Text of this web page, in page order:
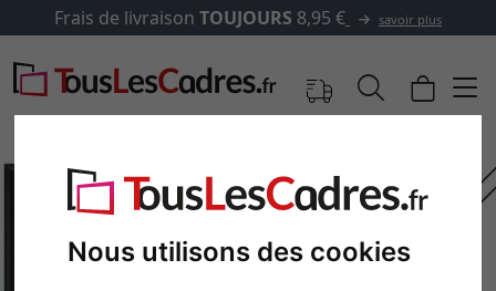
Nous utilisons des cookies
Frais de livraison TOUJOURS 8,95 € savoir plus